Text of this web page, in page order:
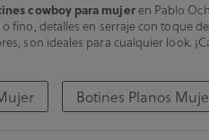
cowboy para mujeren Pablo
fino, detalles en serraje con toque
son ideales para cualquier look.
Botines Planos